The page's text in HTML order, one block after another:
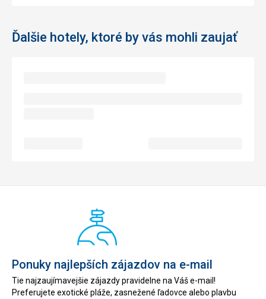
Ďalšie hotely, ktoré by vás mohli zaujať
Ponuky najlepších zájazdov na e-mail
Tie najzaujímavejšie zájazdy pravidelne na Váš e-mail!
Preferujete exotické pláže, zasnežené ľadovce alebo plavbu